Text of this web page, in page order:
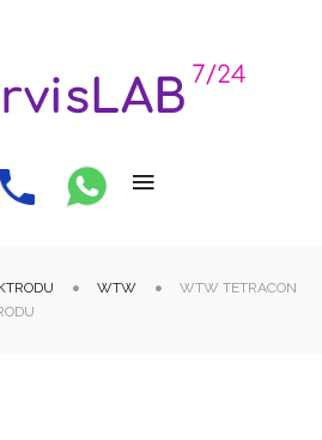
WTW
WTW TETRACON